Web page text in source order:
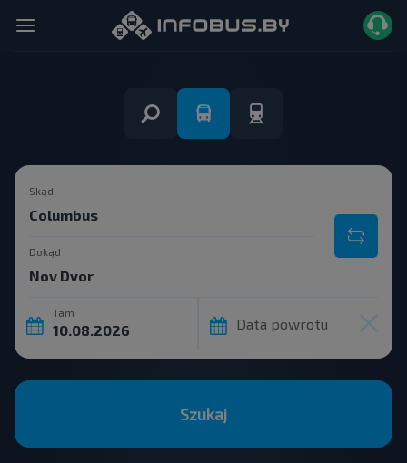
Skąd
Dokąd
Tam
Data powrotu
Szukaj